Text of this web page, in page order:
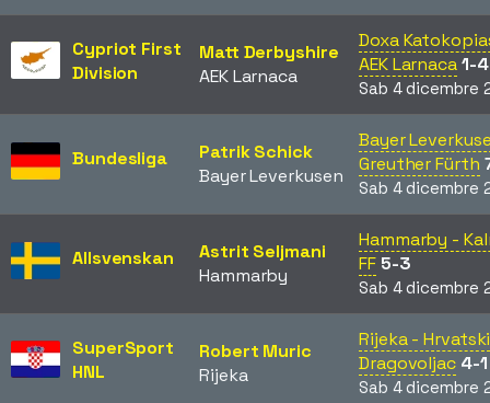
Cypriot First
Division
Matt Derbyshire
AEK Larnaca
Doxa
AEK Larnaca1-4
Sab 4 dicembre
Bundesliga
Patrik Schick
Bayer Leverkusen
Bayer
Greuther Fürth
Sab 4 dicembre
Allsvenskan
Astrit Seljmani
Hammarby
Hammarby -
FF 5-3
Sab 4 dicembre
SuperSport
HNL
Robert Muric
Rijeka
Rijeka - Hrvatski
Dragovoljac 4-1
Sab 4 dicembre